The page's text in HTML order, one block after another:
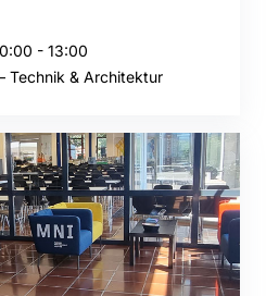
- 13:00
Technik & Architektur